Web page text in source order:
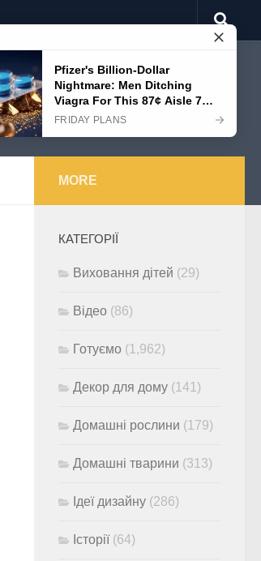
MORE
КАТЕГОРІЇ
Виховання дітей (29)
Відео (86)
Готуємо (1,962)
Декор для дому (141)
Домашні рослини (179)
Домашні тварини (313)
Ідеї дизайну (286)
Історії(64)